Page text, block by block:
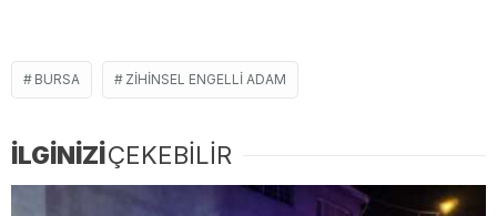
BURSA ZIHINSEL ENGELLI ADAM
İLGİNİZİÇEKEBİLİR